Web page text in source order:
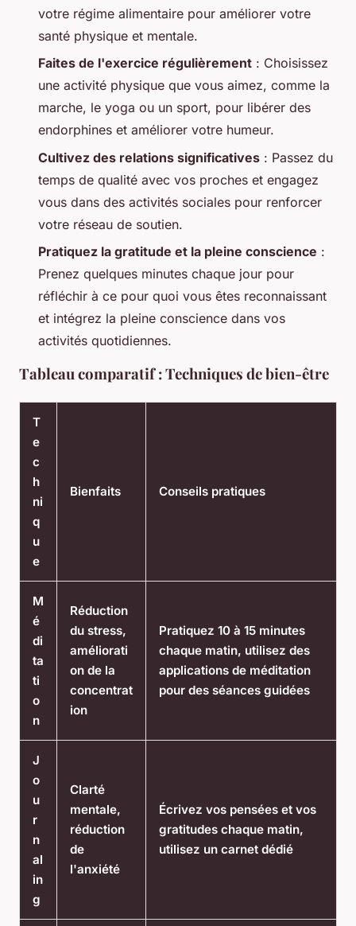
votre régime alimentaire pour améliorer votre
santé physique et mentale.
Faites de l'exercice régulièrement : Choisissez
une activité physique que vous aimez, comme la
marche, le yoga ou un sport, pour libérer des
endorphines et améliorer votre humeur.
Cultivez des relations significatives : Passez du
temps de qualité avec vos proches et engagez
vous dans des activités sociales pour renforcer
votre réseau de soutien.
Pratiquez la gratitude et la pleine conscience :
Prenez quelques minutes chaque jour pour
réfléchir à ce pour quoi vous êtes reconnaissant
et intégrez la pleine conscience dans vos
activités quotidiennes.
Tableau comparatif : Techniques de bien-être
T
e
c
h
ni
q
u
e
Bienfaits Conseils pratiques
M
é
di
ta
ti
o
n
Réduction
du stress,
améliorati
on de la
concentrat
ion
Pratiquez 10 à 15 minutes
chaque matin, utilisez des
applications de méditation
pour des séances guidées
J
o
u
r
n
al
in
g
Clarté
mentale,
réduction
de
l'anxiété
Écrivez vos pensées et vos
gratitudes chaque matin,
utilisez un carnet dédié